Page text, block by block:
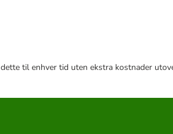
til enhver tid uten ekstra kostnader